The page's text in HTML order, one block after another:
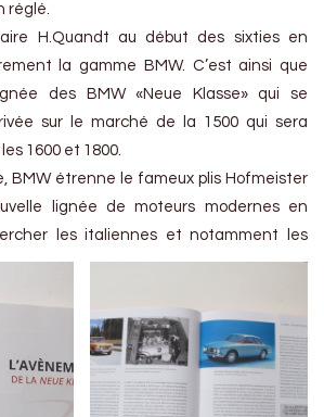
réglé.
H.Quandt au début des sixties en
la gamme BMW. C’est ainsi que
des BMW «Neue Klasse» qui se
sur le marché de la 1500 qui sera
1600 et 1800.
BMW étrenne le fameux plis Hofmeister
lignée de moteurs modernes en
les italiennes et notamment les